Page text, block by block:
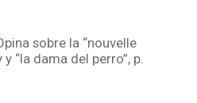
sobre la “nouvelle
“la dama del perro”, p.